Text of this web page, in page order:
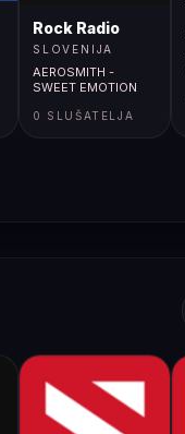
Rock Radio
SLOVENIJA
AEROSMITH -
SWEET EMOTION
0 SLUŠATELJA